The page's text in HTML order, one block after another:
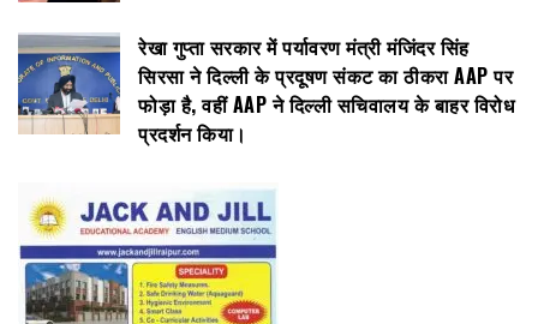
रेखा गुप्ता सरकार में पर्यावरण मंत्री मंजिंदर सिंह
सिरसा ने दिल्ली के प्रदूषण संकट का ठीकरा AAP पर
फोड़ा है, वहीं AAP ने दिल्ली सचिवालय के बाहर विरोध
प्रदर्शन किया।